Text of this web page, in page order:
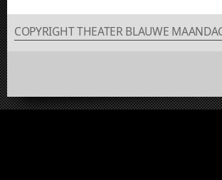
COPYRIGHT THEATER BLAUWE